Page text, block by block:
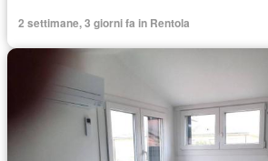
2 settimane, 3 giorni fa in Rentola